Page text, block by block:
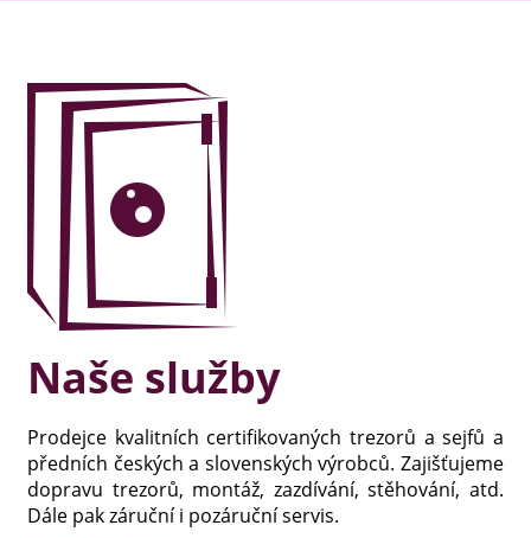
Naše služby
Prodejce kvalitních certifikovaných trezorů a sejfů a
předních českých a slovenských výrobců. Zajišťujeme
dopravu trezorů, montáž, zazdívání, stěhování, atd.
Dále pak záruční i pozáruční servis.